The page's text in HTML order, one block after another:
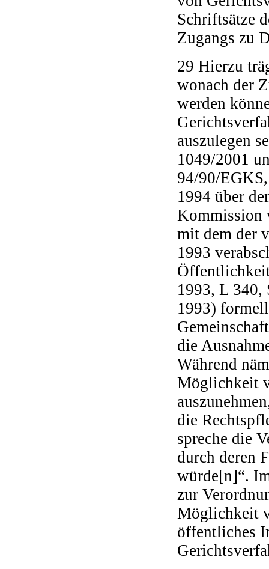
Schriftsätze
Zugangs zu
29 Hierzu
wonach der
werden
auszulegen
1049/2001
94/90/
1994 über
Kommission
mit dem der
1993
1993, L 340,
1993)
die
Während
Möglichkeit
die
spreche die
durch deren
würde[n]“.
zur
Möglichkeit
öffentliches